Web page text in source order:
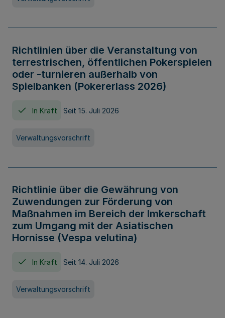
Richtlinien über die Veranstaltung von
terrestrischen, öffentlichen Pokerspielen
oder -turnieren außerhalb von
Spielbanken (Pokererlass 2026)
In Kraft Seit 15. Juli 2026
Verwaltungsvorschrift
Richtlinie über die Gewährung von
Zuwendungen zur Förderung von
Maßnahmen im Bereich der Imkerschaft
zum Umgang mit der Asiatischen
Hornisse (Vespa velutina)
In Kraft Seit 14. Juli 2026
Verwaltungsvorschrift